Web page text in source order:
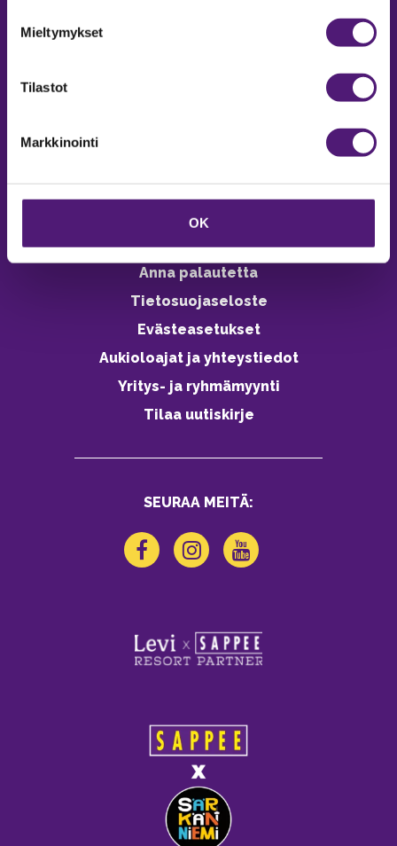
Mieltymykset
Tilastot
Markkinointi
OK
Vastuullisuus
Ympäristöohjelma
Avoimet työpaikat
Anna palautetta
Tietosuojaseloste
Evästeasetukset
Aukioloajat ja yhteystiedot
Yritys- ja ryhmämyynti
Tilaa uutiskirje
SEURAA MEITÄ: